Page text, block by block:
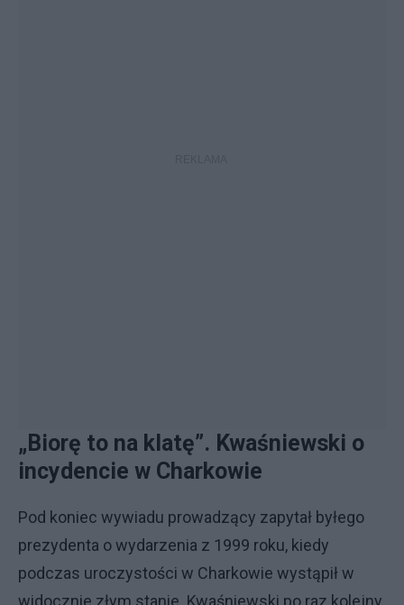
„Biorę to na klatę”. Kwaśniewski o
incydencie w Charkowie
Pod koniec wywiadu prowadzący zapytał byłego
prezydenta o wydarzenia z 1999 roku, kiedy
podczas uroczystości w Charkowie wystąpił w
widocznie złym stanie. Kwaśniewski po raz kolejny